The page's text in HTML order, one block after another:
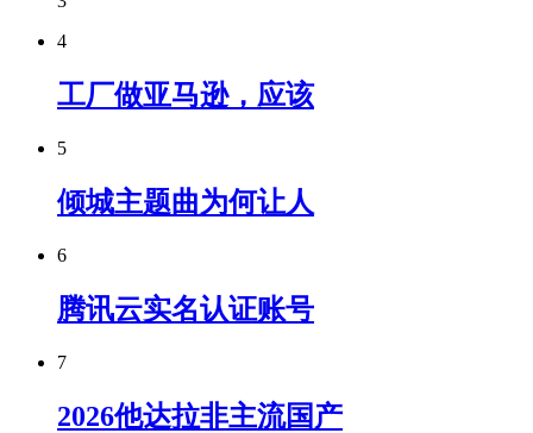
4
工厂做亚马逊，应该
5
倾城主题曲为何让人
6
腾讯云实名认证账号
7
2026他达拉非主流国产